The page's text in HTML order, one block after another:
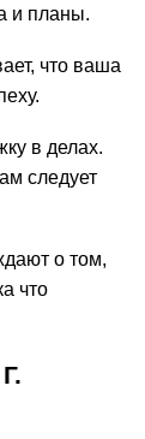
и планы.
что ваша
в делах.
следует
о том,
что